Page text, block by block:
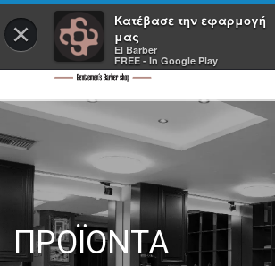
×
Κατέβασε την εφαρμογή
μας
El Barber
FREE - In Google Play
ΠΡΟΪΟΝΤΑ